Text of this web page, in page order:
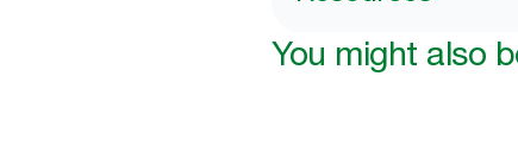
You might also